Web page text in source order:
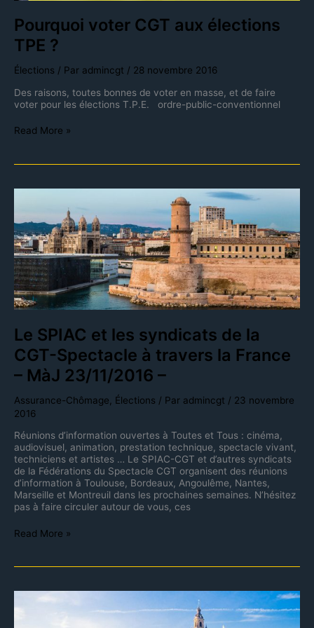
Pourquoi voter CGT aux élections
TPE ?
Élections / Par admincgt / 28 novembre 2016
Des raisons, toutes bonnes de voter en masse, et de faire
voter pour les élections T.P.E. ordre-public-conventionnel
Read More »
Le SPIAC et les syndicats de la
CGT-Spectacle à travers la France
– MàJ 23/11/2016 –
Assurance-Chômage Élections / Par admincgt / 23 novembre
2016
Réunions d’information ouvertes à Toutes et Tous : cinéma,
audiovisuel, animation, prestation technique, spectacle vivant,
techniciens et artistes … Le SPIAC-CGT et d’autres syndicats
de la Fédérations du Spectacle CGT organisent des réunions
d’information à Toulouse, Bordeaux, Angoulême, Nantes,
Marseille et Montreuil dans les prochaines semaines. N’hésitez
pas à faire circuler autour de vous, ces
les
syndicats
de
la
CGT-
Spectacle
à
travers
France
–
MàJ
23/11/2016
Read More »
Réunion
d’information